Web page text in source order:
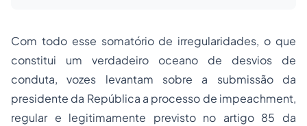
Com todo esse somatório de irregularidades, o que
constitui um verdadeiro oceano de desvios de
conduta, vozes levantam sobre a submissão da
presidente da República a processo de impeachment,
regular e legitimamente previsto no artigo 85 da